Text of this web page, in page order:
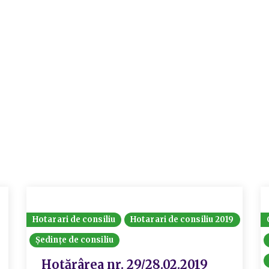
Hotarari de consiliu
Hotarari de consiliu 2019
Ședințe de consiliu
Hotărârea nr. 29/28.02.2019